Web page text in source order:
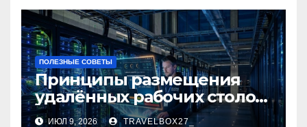
ПОЛЕЗНЫЕ СОВЕТЫ
Принципы размещения
удалённых рабочих столов
в Европе
ИЮЛ 9, 2026 TRAVELBOX27_